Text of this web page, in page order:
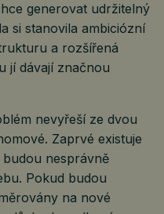
generovat udržitelný
si stanovila ambiciózní
a rozšířená
jí dávají značnou
nevyřeší ze dvou
Zaprvé existuje
nesprávně
Pokud budou
na nové